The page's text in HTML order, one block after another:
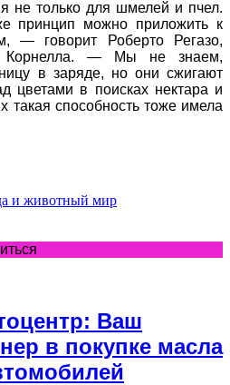
не только для шмелей и пчел.
принцип можно приложить к
— говорит Роберто Регазо,
Корнелла. — Мы не знаем,
в заряде, но они сжигают
цветами в поисках нектара и
такая способность тоже имела
и животный мир
Ваш
в покупке масла